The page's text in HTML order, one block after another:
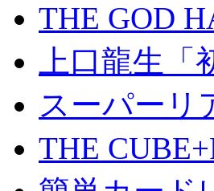
THE GOD
上口龍生
スーパーリ
THE